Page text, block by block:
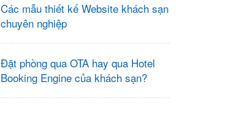
Các mẫu thiết kế Website khách sạn
chuyên nghiệp
Đặt phòng qua OTA hay qua Hotel
Booking Engine của khách sạn?